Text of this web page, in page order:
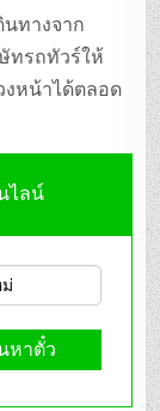
นทางจาก
ทรถทัวร์ให้
งหน้าได้ตลอด
ไลน์
หาตั๋ว